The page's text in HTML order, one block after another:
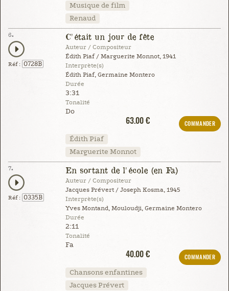
Musique de film
Renaud
6.
Réf : 0728B
C'était un jour de fête
Auteur / Compositeur
Édith Piaf / Marguerite Monnot, 1941
Interprète(s)
Édith Piaf, Germaine Montero
Durée
3:31
Tonalité
Do
63.00 €
COMMANDER
Édith Piaf
Marguerite Monnot
7.
Réf : 0335B
En sortant de l'école (en Fa)
Auteur / Compositeur
Jacques Prévert / Joseph Kosma, 1945
Interprète(s)
Yves Montand, Mouloudji, Germaine Montero
Durée
2:11
Tonalité
Fa
40.00 €
COMMANDER
Chansons enfantines
Jacques Prévert